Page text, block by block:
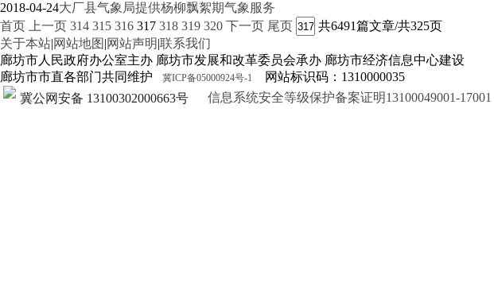
2018-04-24大厂县气象局提供杨柳飘絮期气象服务
首页
上一页 314 315 316 317 318 319 320 下一页 尾页
共6491篇文章/共325页
关于本站|网站地图 |网站声明|联系我们
廊坊市人民政府办公室主办 廊坊市发展和改革委员会承办 廊坊市经济信息中心建设
廊坊市市直各部门共同维护
冀ICP备05000924号-1
网站标识码：1310000035
冀公网安备 13100302000663号
信息系统安全等级保护备案证明13100049001-17001